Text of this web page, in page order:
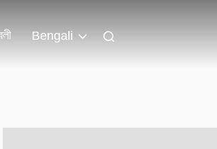
Bengali